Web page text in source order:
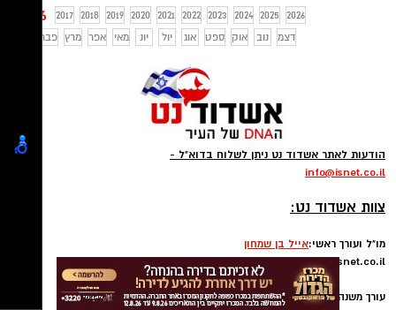
2016 2017 2018 2019 2020 2021 2022 2023 2024 2025
2026
פבר מרץ אפר מאי יונ יול אוג ספט אוק נוב דצמ
הודעות לאתר אשדוד נט ניתן לשלוח בדוא"ל -
info@isnet.co.il
צוות אשדוד נט:
מו"ל ועורך ראשי:אייל בן שמחון
ebs@isnet.co.il
עורך משנה: עופר אשטוקר